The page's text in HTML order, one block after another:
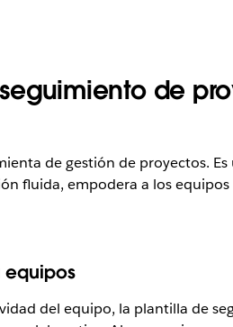
de
de gestión de proyectos.
fluida, empodera a los
del equipo, la plantilla de